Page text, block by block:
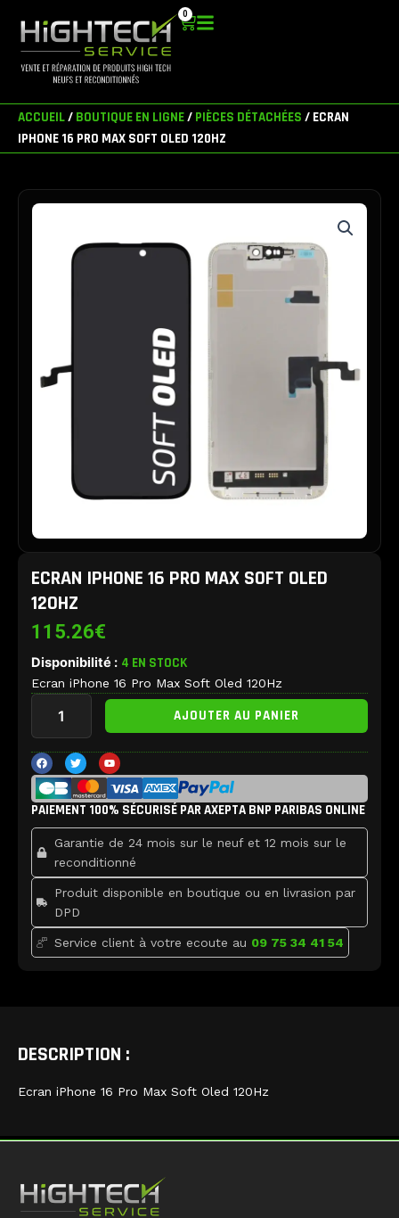
contenu
0
Panier
ACCUEIL/ BOUTIQUE EN LIGNE/ PIÈCES DÉTACHÉES / ECRAN
IPHONE 16 PRO MAX SOFT OLED 120HZ
ECRAN IPHONE 16 PRO MAX SOFT OLED
120HZ
115.26€
Disponibilité : 4 EN STOCK
Ecran iPhone 16 Pro Max Soft Oled 120Hz
quantité
Ecran
iPhone
16
Pro
Max
Soft
Oled
120Hz
AJOUTER AU PANIER
F
a
c
e
b
o
k
T
w
i
t
t
e
Y
o
u
t
u
b
PAIEMENT 100% SÉCURISÉ PAR AXEPTA BNP PARIBAS ONLINE
Garantie de 24 mois sur le neuf et 12 mois sur le
reconditionné
Produit disponible en boutique ou en livrasion par
DPD
Service client à votre ecoute au 09 75 34 41 54
DESCRIPTION :
Ecran iPhone 16 Pro Max Soft Oled 120Hz